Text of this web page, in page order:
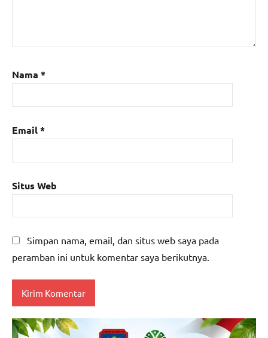
Nama *
Email*
Situs Web
Simpan nama, email, dan situs web saya pada
peramban ini untuk komentar saya berikutnya.